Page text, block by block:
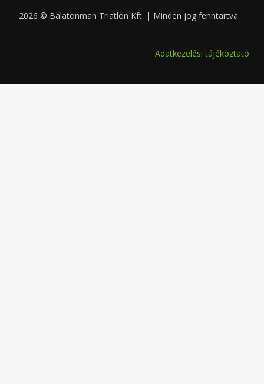
2026 © Balatonman Triatlon Kft. | Minden jog fenntartva.
Adatkezelési tájékoztató